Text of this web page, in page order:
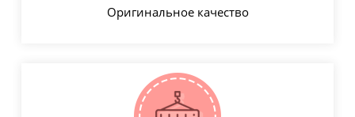
Оригинальное качество